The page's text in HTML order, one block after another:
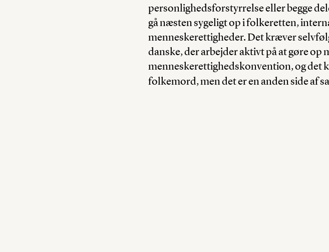
personlighedsforstyrrelse eller begge
gå næsten sygeligt op i folkeretten,
menneskerettigheder. Det kræver
danske, der arbejder aktivt på at gøre op
menneskerettighedskonvention, og det
folkemord, men det er en anden side af